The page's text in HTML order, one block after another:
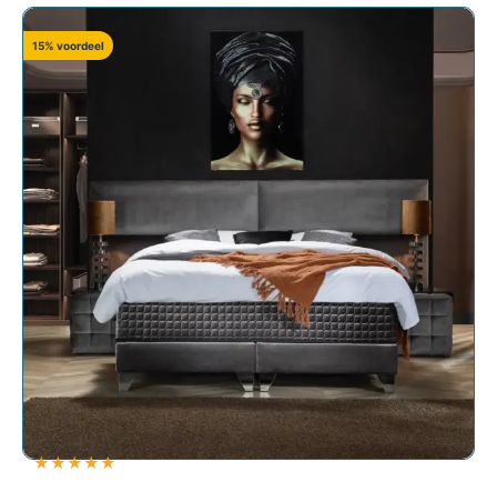
15% voordeel
★★★★★